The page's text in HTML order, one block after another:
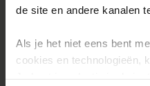
de site en andere kanalen
Als je het niet eens bent
cookies en technologieën,
Single reizen
Gegarandeerde reizen